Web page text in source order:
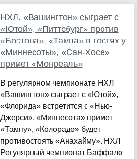
НХЛ. «Вашингтон» сыграет с
«Ютой», «Питтсбург» против
«Бостона», «Тампа» в гостях у
«Миннесоты», «Сан-Хосе»
примет «Монреаль»
В регулярном чемпионате НХЛ
«Вашингтон» сыграет с «Ютой»,
«Флорида» встретится с «Нью-
Джерси», «Миннесота» примет
«Тампу», «Колорадо» будет
противостоять «Анахайму». НХЛ
Регулярный чемпионат Баффало